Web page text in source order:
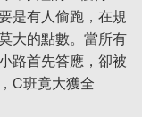
是有人偷跑，在規
大的點數。當所有
路首先答應，卻被
C班竟大獲全